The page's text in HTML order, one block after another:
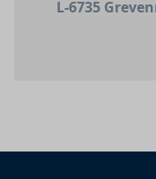
L-6735